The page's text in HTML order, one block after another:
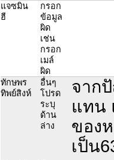
แจซมิน
ฮี
กรอก
ข้อมูล
ผิด
เช่น
กรอก
เมล์
ผิด
ทักษพร
ทิพย์สิงห์
อื่นๆ
โปรด
ระบุ
ด้าน
ล่าง
จาก
แทน
ของ
เป็น